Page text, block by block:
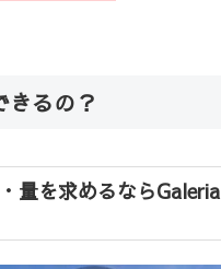
きるの？
量を求めるなら